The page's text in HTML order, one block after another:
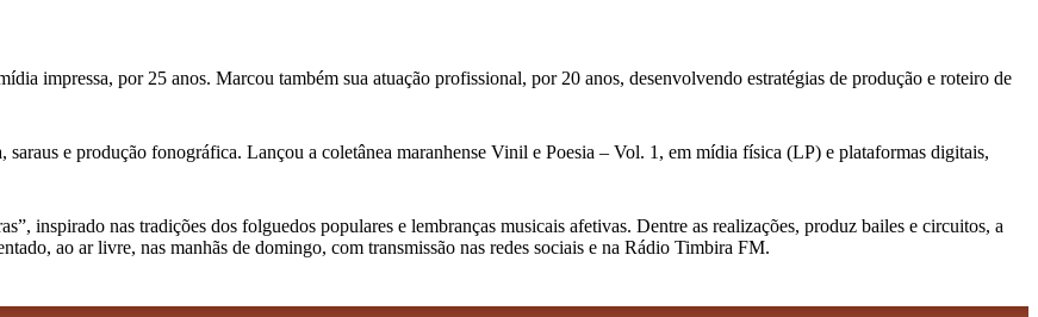
impressa, por 25 anos. Marcou também sua atuação profissional, por 20 anos, desenvolvendo estratégias de produção e roteiro de
e produção fonográfica. Lançou a coletânea maranhense Vinil e Poesia – Vol. 1, em mídia física (LP) e plataformas digitais,
inspirado nas tradições dos folguedos populares e lembranças musicais afetivas. Dentre as realizações, produz bailes e circuitos, a
ao ar livre, nas manhãs de domingo, com transmissão nas redes sociais e na Rádio Timbira FM.